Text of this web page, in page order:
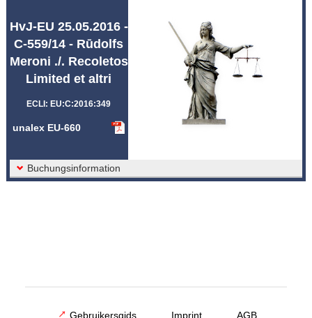
HvJ-EU 25.05.2016 -
C-559/14 - Rūdolfs
Meroni ./. Recoletos
Limited et altri
ECLI: EU:C:2016:349
unalex EU-660
Buchungsinformation
Gebruikersgids Imprint AGB